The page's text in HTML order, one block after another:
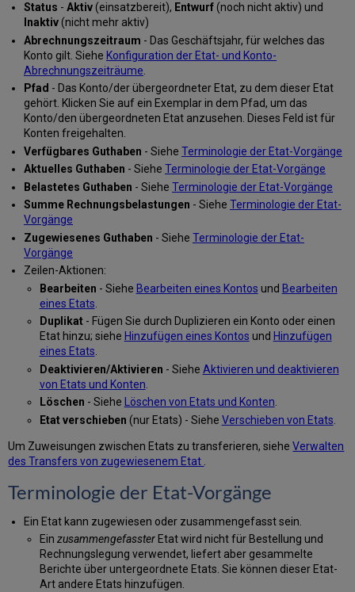
Status - Aktiv(einsatzbereit), Entwurf(noch nicht aktiv) und
Inaktiv(nicht mehr aktiv)
Abrechnungszeitraum - Das Geschäftsjahr, für welches das
Konto gilt. Siehe Konfiguration der Etat- und Konto-
Abrechnungszeiträume
Pfad - Das Konto/der übergeordneter Etat, zu dem dieser Etat
gehört. Klicken Sie auf ein Exemplar in dem Pfad, um das
Konto/den übergeordneten Etat anzusehen. Dieses Feld ist für
Konten freigehalten.
Verfügbares Guthaben - Siehe Terminologie der Etat-Vorgänge
Aktuelles Guthaben - Siehe Terminologie der Etat-Vorgänge
Belastetes Guthaben - Siehe Terminologie der Etat-Vorgänge
Summe Rechnungsbelastungen - Siehe Terminologie der Etat-
Vorgänge
Zugewiesenes Guthaben - Siehe Terminologie der Etat-
Vorgänge
Zeilen-Aktionen:
Bearbeiten - Siehe Bearbeiten eines Kontos und Bearbeiten
eines Etats
Duplikat- Fügen Sie durch Duplizieren ein Konto oder einen
Etat hinzu; siehe Hinzufügen eines Kontos und Hinzufügen
eines Etats
Deaktivieren/Aktivieren - Siehe Aktivieren und deaktivieren
von Etats und Konten
Löschen - Siehe Löschen von Etats und Konten
Etat verschieben (nur Etats) - Siehe Verschieben von Etats
Um Zuweisungen zwischen Etats zu transferieren, sieheVerwalten
des Transfers von zugewiesenem Etat
Terminologie der Etat-Vorgänge
Ein Etat kann zugewiesen oder zusammengefasst sein.
Ein zusammengefassterEtat wird nicht für Bestellung und
Rechnungslegung verwendet, liefert aber gesammelte
Berichte über untergeordnete Etats. Sie können dieser Etat-
Art andere Etats hinzufügen.